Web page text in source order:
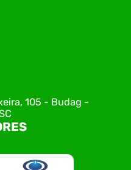
105 - Budag -